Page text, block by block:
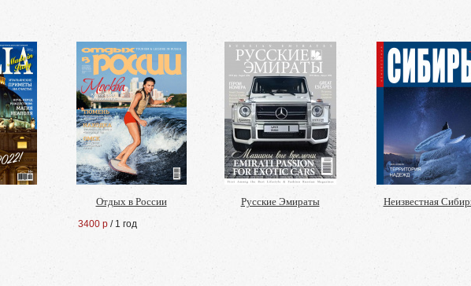
Отдых в России
3400 р / 1 год
Русские Эмираты Неизвестная